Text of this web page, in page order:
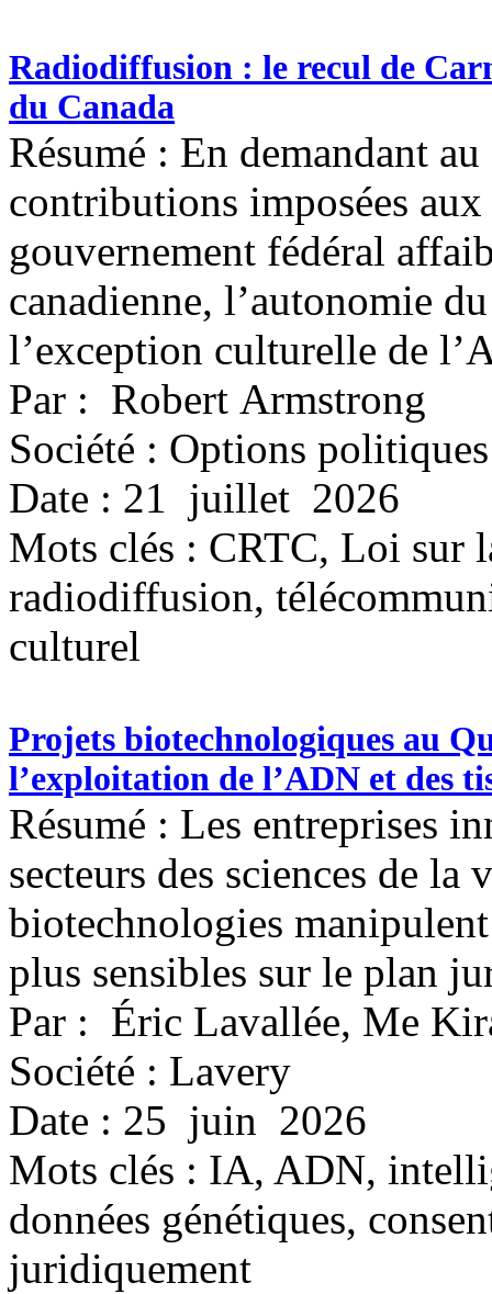
Radiodiffusion : le recul de
du Canada
Résumé : En demandant
contributions imposées
gouvernement fédéral
canadienne, l’autonomie
l’exception culturelle de
Par : Robert Armstrong
Société : Options politiques
Date : 21 juillet 2026
Mots clés : CRTC, Loi sur
radiodiffusion,
culturel
Projets biotechnologiques au
l’exploitation de l’ADN et des
Résumé : Les entreprises
secteurs des sciences de la
biotechnologies
plus sensibles sur le plan
Par : Éric Lavallée, Me
Société : Lavery
Date : 25 juin 2026
Mots clés : IA, ADN,
données génétiques,
juridiquement